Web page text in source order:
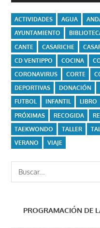
ACTIVIDADES AGUA
AYUNTAMIENTO
CANTE
CASARICHE
CD VENTIPPO
COCINA
CORONAVIRUS
CORTE
DEPORTIVAS
DONACIÓN
FUTBOL
INFANTIL LIBRO
PRÓXIMAS
RECOGIDA
TAEKWONDO
TALLER
VERANO
VIAJE
Buscar:
PROGRAMACIÓN DE